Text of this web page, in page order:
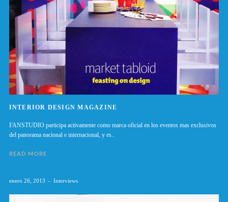
INTERIOR DESIGN MAGAZINE
FANSTUDIO participa activamente como marca oficial en los eventos mas exclusivos
del panorama nacional e internacional, y es..
READ MORE
enero 26, 2013 Interviews